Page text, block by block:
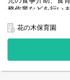
務作業などを行いま
花の木保育園